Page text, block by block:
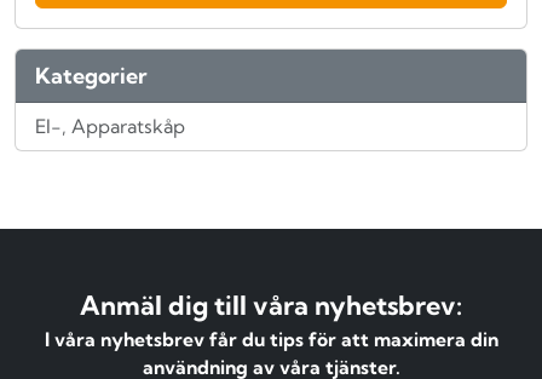
Kategorier
El-, Apparatskåp
Anmäl dig till våra nyhetsbrev:
I våra nyhetsbrev får du tips för att maximera din
användning av våra tjänster.